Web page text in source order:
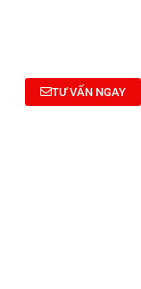
THỨC
PHẨM
TƯ VẤN NGAY